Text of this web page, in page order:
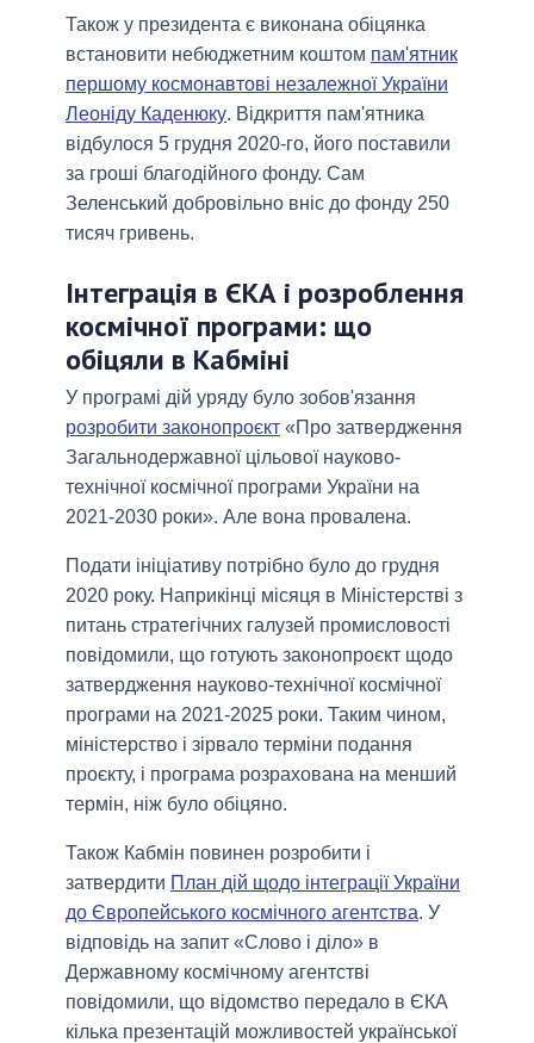
Також у президента є виконана обіцянка
встановити небюджетним коштом пам'ятник
першому космонавтові незалежної України
Леоніду Каденюку. Відкриття пам'ятника
відбулося 5 грудня 2020-го, його поставили
за гроші благодійного фонду. Сам
Зеленський добровільно вніс до фонду 250
тисяч гривень.
Інтеграція в ЄКА і розроблення
космічної програми: що
обіцяли в Кабміні
У програмі дій уряду було зобов'язання
розробити законопроєкт «Про затвердження
Загальнодержавної цільової науково-
технічної космічної програми України на
2021-2030 роки». Але вона провалена.
Подати ініціативу потрібно було до грудня
2020 року. Наприкінці місяця в Міністерстві з
питань стратегічних галузей промисловості
повідомили, що готують законопроєкт щодо
затвердження науково-технічної космічної
програми на 2021-2025 роки. Таким чином,
міністерство і зірвало терміни подання
проєкту, і програма розрахована на менший
термін, ніж було обіцяно.
Також Кабмін повинен розробити і
затвердити План дій щодо інтеграції України
до Європейського космічного агентства. У
відповідь на запит «Слово і діло» в
Державному космічному агентстві
повідомили, що відомство передало в ЄКА
кілька презентацій можливостей української